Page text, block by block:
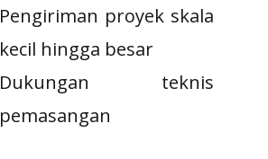
Pengiriman proyek skala
kecil hingga besar
Dukungan teknis
pemasangan